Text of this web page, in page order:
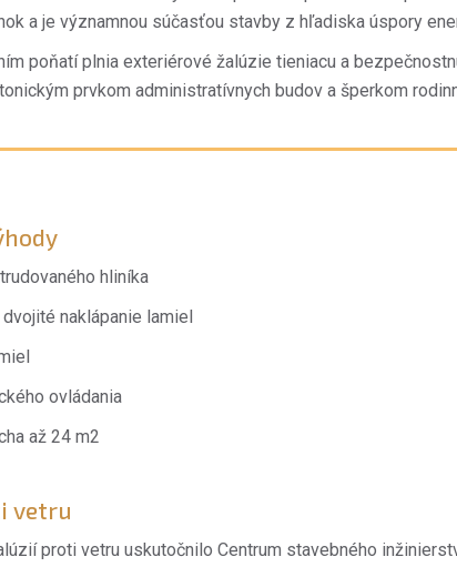
a je významnou súčasťou stavby z hľadiska úspory
poňatí plnia exteriérové žalúzie tieniacu a
prvkom administratívnych budov a šperkom
hliníka
dvojité naklápanie lamiel
ovládania
až 24 m2
vetru
proti vetru uskutočnilo Centrum stavebného